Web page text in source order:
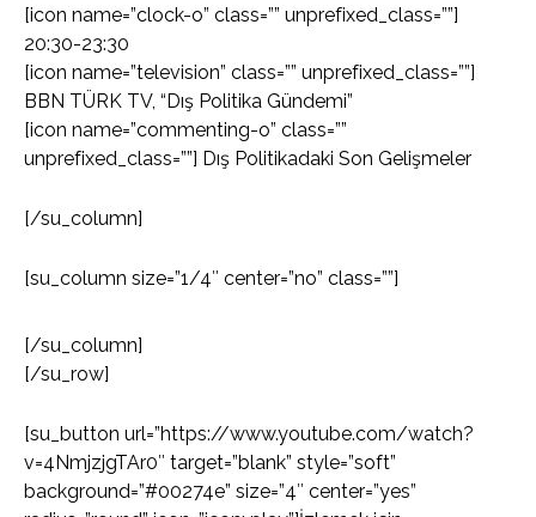
[icon name=”clock-o” class=”” unprefixed_class=””]
20:30-23:30
[icon name=”television” class=”” unprefixed_class=””]
BBN TÜRK TV, “Dış Politika Gündemi”
[icon name=”commenting-o” class=””
unprefixed_class=””] Dış Politikadaki Son Gelişmeler
[/su_column]
[su_column size=”1/4″ center=”no” class=””]
[/su_column]
[/su_row]
[su_button url=”https://www.youtube.com/watch?
v=4NmjzjgTAr0″ target=”blank” style=”soft”
background=”#00274e” size=”4″ center=”yes”